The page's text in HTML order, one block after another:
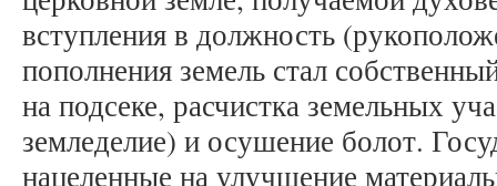
вступления в должность
пополнения земель стал
на подсеке, расчистка земельных
земледелие) и осушение болот.
нацеленные на улучшение